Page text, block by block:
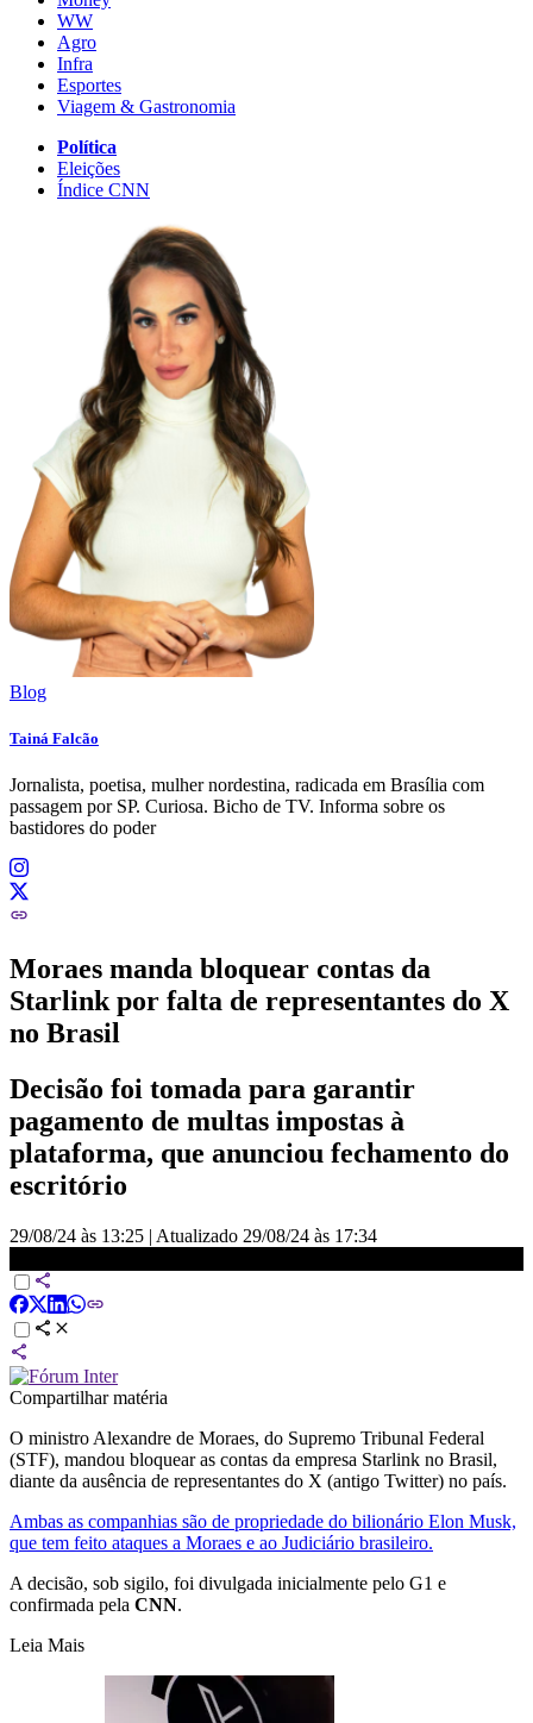
WW
Agro
Infra
Esportes
Viagem & Gastronomia
Política
Eleições
Índice CNN
Blog
Tainá Falcão
Jornalista, poetisa, mulher nordestina, radicada em Brasília com
passagem por SP. Curiosa. Bicho de TV. Informa sobre os
bastidores do poder
Moraes manda bloquear contas da
Starlink por falta de representantes do X
no Brasil
Decisão foi tomada para garantir
pagamento de multas impostas à
plataforma, que anunciou fechamento do
escritório
29/08/24 às 13:25 | Atualizado 29/08/24 às 17:34
Compartilhar matéria
O ministro Alexandre de Moraes, do Supremo Tribunal Federal
(STF), mandou bloquear as contas da empresa Starlink no Brasil,
diante da ausência de representantes do X (antigo Twitter) no país.
Ambas as companhias são de propriedade do bilionário Elon Musk,
que tem feito ataques a Moraes e ao Judiciário brasileiro.
A decisão, sob sigilo, foi divulgada inicialmente pelo G1 e
confirmada pela CNN.
Leia Mais